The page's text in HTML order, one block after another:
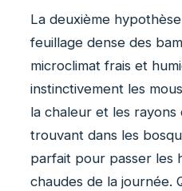
La deuxième
feuillage dense des
microclimat frais et
instinctivement les
la chaleur et les rayons
trouvant dans les
parfait pour passer les
chaudes de la journée.